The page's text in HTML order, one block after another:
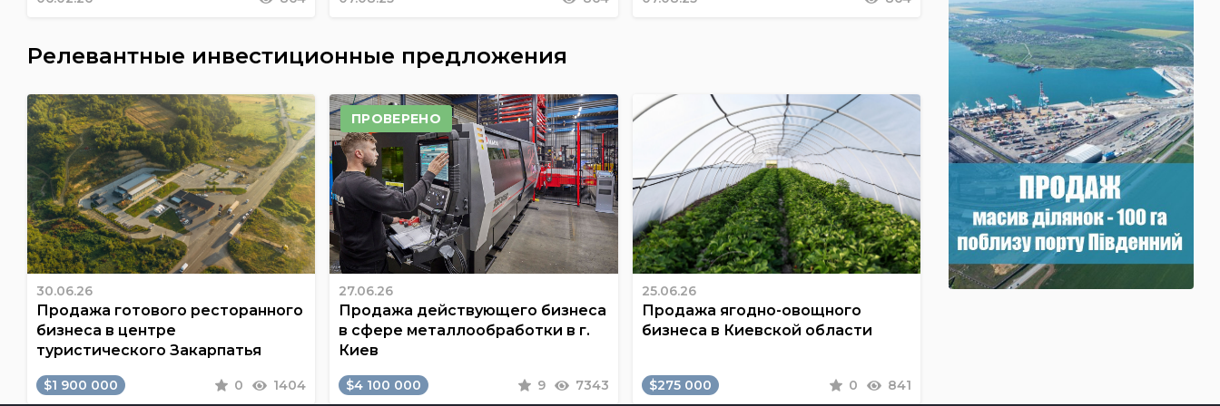
Релевантные инвестиционные предложения
30.06.26
Продажа готового ресторанного
бизнеса в центре
туристического Закарпатья
$1 900 000 0 1404
ПРОВЕРЕНО
27.06.26
Продажа действующего бизнеса
в сфере металлообработки в г.
Киев
$4 100 000 9 7343
25.06.26
Продажа ягодно-овощного
бизнеса в Киевской области
$275 000 0 841